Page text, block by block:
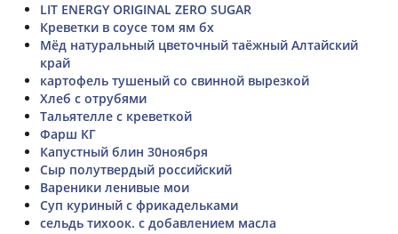
LIT ENERGY ORIGINAL ZERO SUGAR
Креветки в соусе том ям бх
Мёд натуральный цветочный таёжный Алтайский
край
картофель тушеный со свинной вырезкой
Хлеб с отрубями
Тальятелле с креветкой
Фарш КГ
Капустный блин 30ноября
Сыр полутвердый российский
Вареники ленивые мои
Суп куриный с фрикадельками
сельдь тихоок. с добавлением масла